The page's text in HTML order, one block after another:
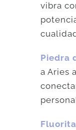
vibra
Piedra
a Aries
Fluorita